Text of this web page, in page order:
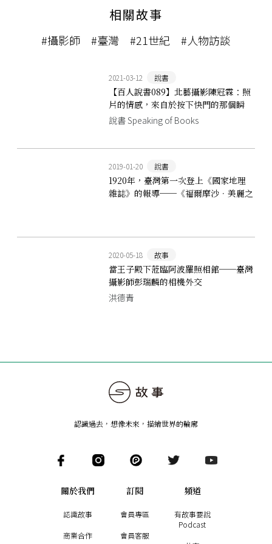
相關故事
#攝影師 #臺灣 #21世紀 #人物訪談
2021-03-12 說書
【百人說書089】北藝攝影陳冠霖：照
片的情感，來自於按下快門的那個瞬
間。
說書 Speaking of Books
2019-01-20 說書
1920年，臺灣第一次登上《國家地理
雜誌》的報導──《福爾摩沙．美麗之
2020-05-18 故事
當王子殿下蒞臨阿波羅照相館──臺灣
攝影師彭瑞麟的相機外交
洪德青
認識過去，想像未來 ， 描繪世界的輪廓
關於我們
認識故事
商業合作
訂閱
會員專區
會員客服
頻道
有故事要說
Podcast